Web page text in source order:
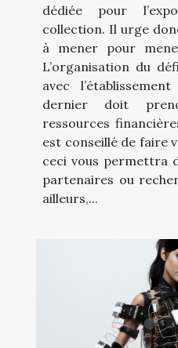
dédiée pour
collection. Il urge
à mener pour
L’organisation du
avec
dernier doit
ressources
est conseillé de faire
ceci vous permettra
partenaires ou
ailleurs,...